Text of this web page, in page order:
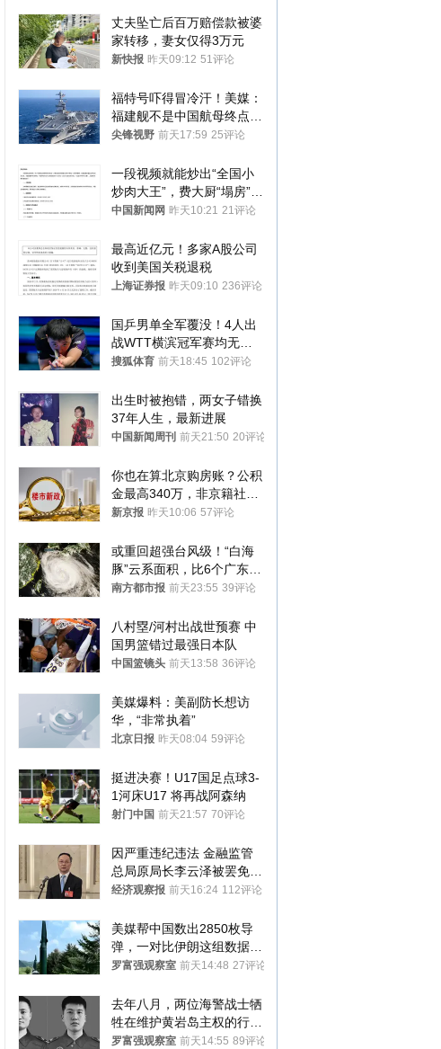
丈夫坠亡后百万赔偿款被婆
家转移，妻女仅得3万元
新快报 昨天09:12 51评论
福特号吓得冒冷汗！美媒：
福建舰不是中国航母终点，
而是新起点！
尖锋视野 前天17:59 25评论
一段视频就能炒出“全国小
炒肉大王”，费大厨“塌房”了
吗？
中国新闻网 昨天10:21 21评论
最高近亿元！多家A股公司
收到美国关税退税
上海证券报 昨天09:10 236评论
国乒男单全军覆没！4人出
战WTT横滨冠军赛均无缘
八强
搜狐体育 前天18:45 102评论
出生时被抱错，两女子错换
37年人生，最新进展
中国新闻周刊 前天21:50 20评论
你也在算北京购房账？公积
金最高340万，非京籍社保
1年
新京报 昨天10:06 57评论
或重回超强台风级！“白海
豚”云系面积，比6个广东还
大！深圳官方：注意这件事
南方都市报 前天23:55 39评论
八村塁/河村出战世预赛 中
国男篮错过最强日本队
中国篮镜头 前天13:58 36评论
美媒爆料：美副防长想访
华，“非常执着”
北京日报 昨天08:04 59评论
挺进决赛！U17国足点球3-
1河床U17 将再战阿森纳
射门中国 前天21:57 70评论
因严重违纪违法 金融监管
总局原局长李云泽被罢免全
国人大代表
经济观察报 前天16:24 112评论
美媒帮中国数出2850枚导
弹，一对比伊朗这组数据，
发现出大事了
罗富强观察室 前天14:48 27评论
去年八月，两位海警战士牺
牲在维护黄岩岛主权的行动
中
罗富强观察室 前天14:55 89评论